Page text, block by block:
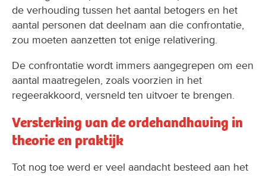
de verhouding tussen het aantal betogers en het
aantal personen dat deelnam aan die confrontatie,
zou moeten aanzetten tot enige relativering.
De confrontatie wordt immers aangegrepen om een
aantal maatregelen, zoals voorzien in het
regeerakkoord, versneld ten uitvoer te brengen.
Versterking van de ordehandhaving in
theorie en praktijk
Tot nog toe werd er veel aandacht besteed aan het